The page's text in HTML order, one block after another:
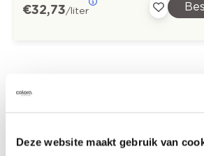
Deze website maakt gebruik van
€ 32,73/liter
Off white